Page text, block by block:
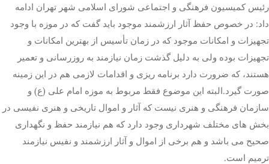
رئیس کمیسیون فرهنگی و اجتماعی شورای اسلامی شهر تهران ادامه
داد: در خصوص حفظ آثار ارزشمند موجود باید گفت که در موزه با وجود
تجهیزات و امکانات موجود که در زمان تأسیس از بهترین امکانات و
تجهیزات بوده ولی به دلیل گذشت زمان نیازمند به روزرسانی و تعمیر
هستند، که ضرورت دارد برنامه ریزی و اقدامات لازمی هم در این زمینه
صورت گیرد.البته این موضوع فقط مربوط به موزه امام علی (ع) و
سازمان فرهنگی و هنری نیست که آثار و اموال تاریخی و هنری نفیسی در
بخش های مختلف شهرداری وجود دارد که هم نیازمند حفظ و نگهداری
صحیح می باشد و هم برخی از اموال و آثار ارزشمند و نفیس نیازمند
ترمیم است.